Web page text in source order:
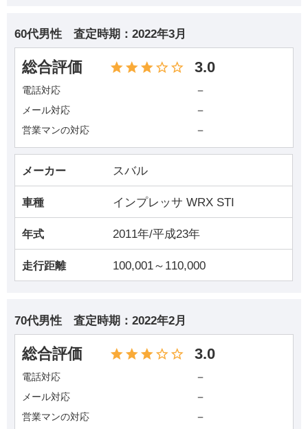
60代男性 査定時期： 2022年3月
総合評価 3.0
電話対応 －
メール対応 －
営業マンの対応 －
メーカー スバル
車種 インプレッサ WRX STI
年式 2011年/平成23年
走行距離 100,001～110,000
70代男性 査定時期： 2022年2月
総合評価 3.0
電話対応 －
メール対応 －
営業マンの対応 －